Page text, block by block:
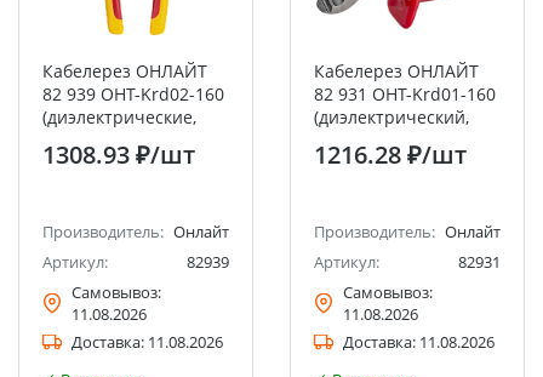
Кабелерез ОНЛАЙТ
82 939 OHT-Krd02-160
(диэлектрические,
усиленный, 160 мм)
1308.93 ₽/шт
Производитель: Онлайт
Артикул:
82939
Самовывоз:
11.08.2026
Доставка: 11.08.2026
Кабелерез ОНЛАЙТ
82 931 OHT-Krd01-160
(диэлектрический,
1216.28 ₽/шт
Производитель: Онлайт
Артикул:
82931
Самовывоз:
11.08.2026
Доставка: 11.08.2026